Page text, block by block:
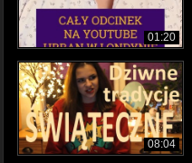
01:20
08:04